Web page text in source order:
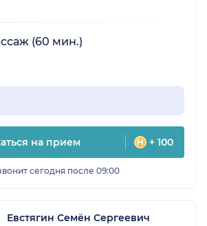
(60 мин.)
на прием + 100
сегодня после 09:00
Евстягин Семён Сергеевич